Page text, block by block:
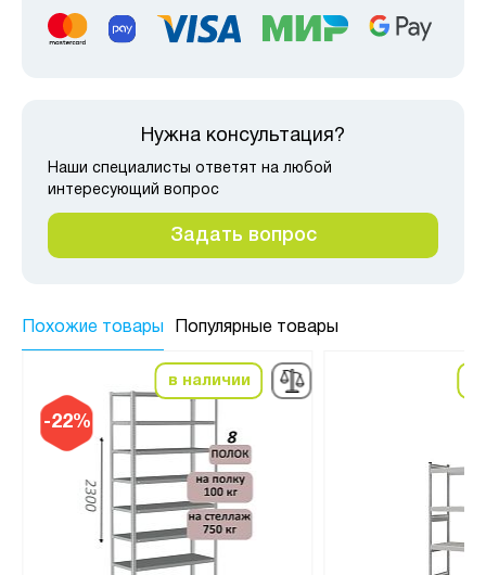
Нужна консультация?
Наши специалисты ответят на любой
интересующий вопрос
Задать вопрос
Похожие товары Популярные товары
-22%
в наличии